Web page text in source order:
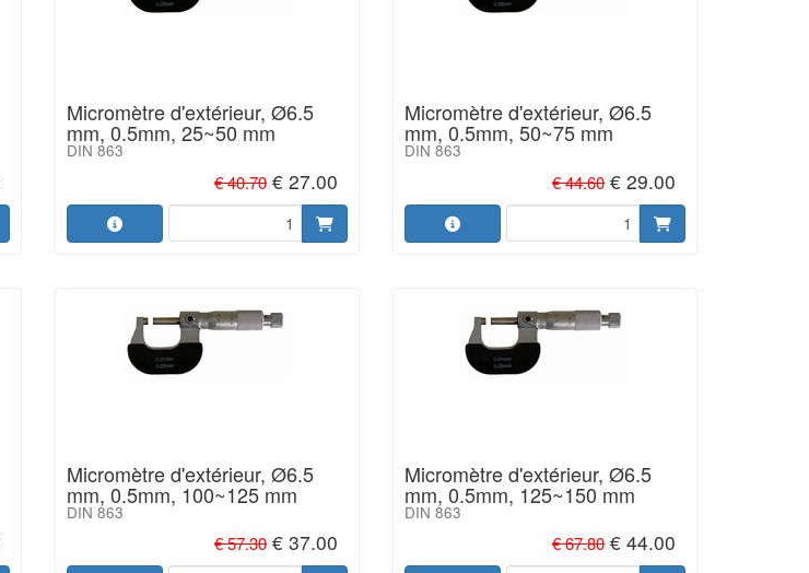
Micromètre d'extérieur, Ø6.5
mm, 0.5mm, 25~50 mm
DIN 863
€ 40.70 € 27.00
Micromètre d'extérieur, Ø6.5
mm, 0.5mm, 50~75 mm
DIN 863
€ 44.60 € 29.00
Micromètre d'extérieur, Ø6.5
mm, 0.5mm, 100~125 mm
DIN 863
€ 57.30 € 37.00
Micromètre d'extérieur, Ø6.5
mm, 0.5mm, 125~150 mm
DIN 863
€ 67.80 € 44.00